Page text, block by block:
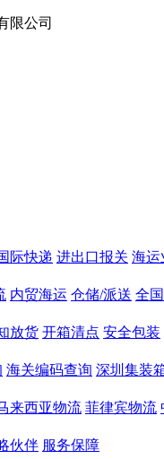
限公司
际快递 进出口报关 海运
内贸海运 仓储/派送 全
放货 开箱清点 安全包装
海关编码查询 深圳集装
来西亚物流 菲律宾物流
伙伴 服务保障